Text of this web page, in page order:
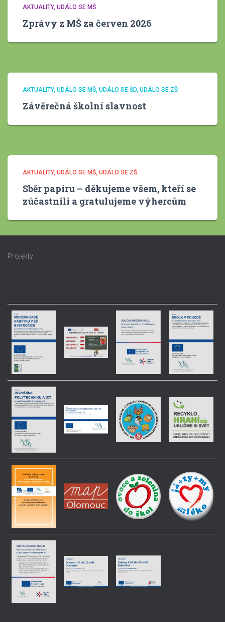
AKTUALITY UDÁLO SE MŠ
Zprávy z MŠ za červen 2026
AKTUALITY UDÁLO SE MŠ UDÁLO SE ŠD UDÁLO SE ZŠ
Závěrečná školní slavnost
AKTUALITY UDÁLO SE MŠ UDÁLO SE ZŠ
Sběr papíru – děkujeme všem, kteří se
zúčastnili a gratulujeme výhercům
Projekty